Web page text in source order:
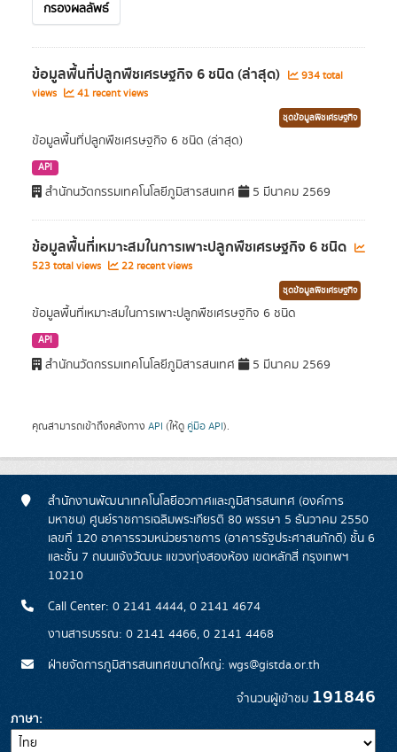
กรองผลลัพธ์
ข้อมูลพื้นที่ปลูกพืชเศรษฐกิจ 6 ชนิด (ล่าสุด)
934 total
views
41 recent views
ชุดข้อมูลพืชเศรษฐกิจ
ข้อมูลพื้นที่ปลูกพืชเศรษฐกิจ 6 ชนิด (ล่าสุด)
API
สำนักนวัตกรรมเทคโนโลยีภูมิสารสนเทศ 5 มีนาคม 2569
ข้อมูลพื้นที่เหมาะสมในการเพาะปลูกพืชเศรษฐกิจ 6 ชนิด
523 total views 22 recent views
ชุดข้อมูลพืชเศรษฐกิจ
ข้อมูลพื้นที่เหมาะสมในการเพาะปลูกพืชเศรษฐกิจ 6 ชนิด
API
สำนักนวัตกรรมเทคโนโลยีภูมิสารสนเทศ 5 มีนาคม 2569
คุณสามารถเข้าถึงคลังทาง API (ให้ดู คู่มือ API).
สำนักงานพัฒนาเทคโนโลยีอวกาศและภูมิสารสนเทศ (องค์การ
มหาชน) ศูนย์ราชการเฉลิมพระเกียรติ 80 พรรษา 5 ธันวาคม 2550
เลขที่ 120 อาคารรวมหน่วยราชการ (อาคารรัฐประศาสนภักดี) ชั้น 6
และชั้น 7 ถนนแจ้งวัฒนะ แขวงทุ่งสองห้อง เขตหลักสี่ กรุงเทพฯ
10210
Call Center: 0 2141 4444, 0 2141 4674
งานสารบรรณ: 0 2141 4466, 0 2141 4468
ฝ่ายจัดการภูมิสารสนเทศขนาดใหญ่: wgs@gistda.or.th
จำนวนผู้เข้าชม 191846
ภาษา